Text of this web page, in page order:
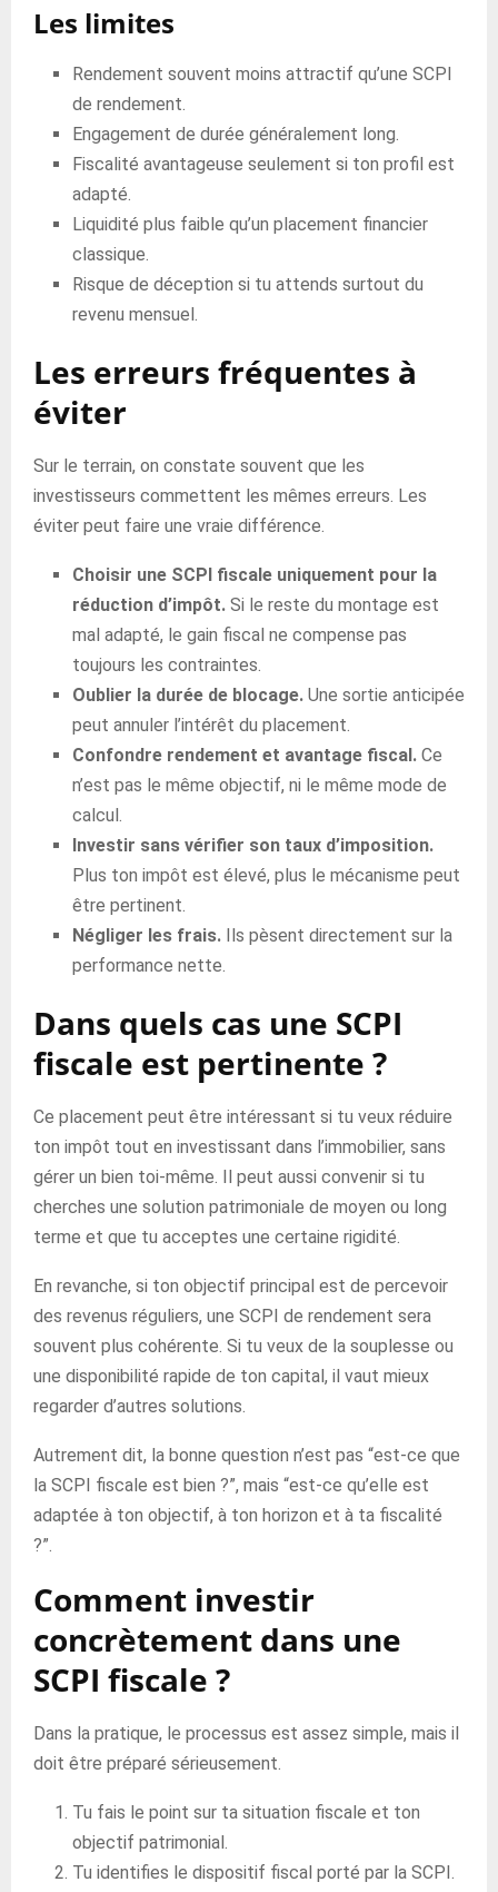
Les limites
Rendement souvent moins attractif qu’une SCPI
de rendement.
Engagement de durée généralement long.
Fiscalité avantageuse seulement si ton profil est
adapté.
Liquidité plus faible qu’un placement financier
classique.
Risque de déception si tu attends surtout du
revenu mensuel.
Les erreurs fréquentes à
éviter
Sur le terrain, on constate souvent que les
investisseurs commettent les mêmes erreurs. Les
éviter peut faire une vraie différence.
Choisir une SCPI fiscale uniquement pour la
réduction d’impôt. Si le reste du montage est
mal adapté, le gain fiscal ne compense pas
toujours les contraintes.
Oublier la durée de blocage. Une sortie anticipée
peut annuler l’intérêt du placement.
Confondre rendement et avantage fiscal. Ce
n’est pas le même objectif, ni le même mode de
calcul.
Investir sans vérifier son taux d’imposition.
Plus ton impôt est élevé, plus le mécanisme peut
être pertinent.
Négliger les frais. Ils pèsent directement sur la
performance nette.
Dans quels cas une SCPI
fiscale est pertinente ?
Ce placement peut être intéressant si tu veux réduire
ton impôt tout en investissant dans l’immobilier, sans
gérer un bien toi-même. Il peut aussi convenir si tu
cherches une solution patrimoniale de moyen ou long
terme et que tu acceptes une certaine rigidité.
En revanche, si ton objectif principal est de percevoir
des revenus réguliers, une SCPI de rendement sera
souvent plus cohérente. Si tu veux de la souplesse ou
une disponibilité rapide de ton capital, il vaut mieux
regarder d’autres solutions.
Autrement dit, la bonne question n’est pas “est-ce que
la SCPI fiscale est bien ?”, mais “est-ce qu’elle est
adaptée à ton objectif, à ton horizon et à ta fiscalité
?”.
Comment investir
concrètement dans une
SCPI fiscale ?
Dans la pratique, le processus est assez simple, mais il
doit être préparé sérieusement.
Tu fais le point sur ta situation fiscale et ton
objectif patrimonial.
Tu identifies le dispositif fiscal porté par la SCPI.